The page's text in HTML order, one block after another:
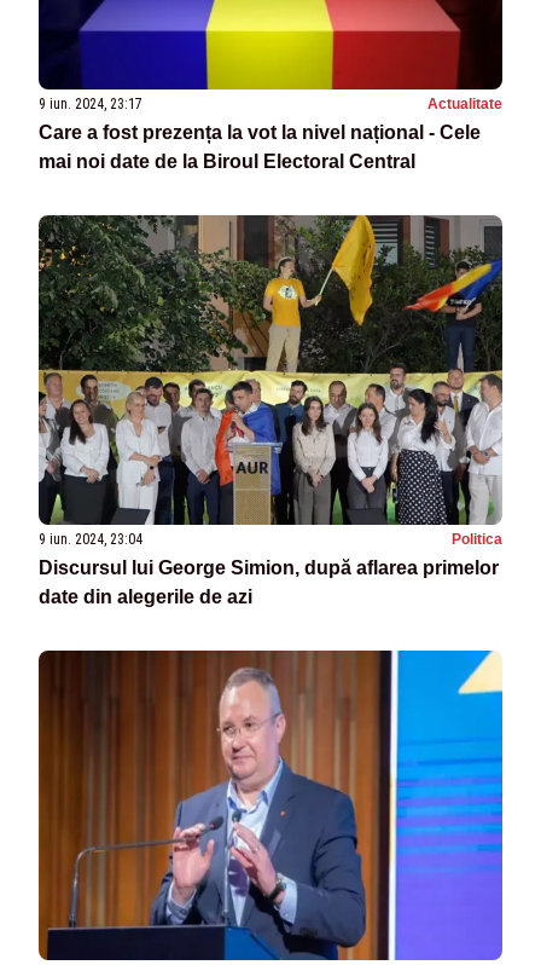
9 iun. 2024, 23:17 Actualitate
Care a fost prezența la vot la nivel național - Cele
mai noi date de la Biroul Electoral Central
9 iun. 2024, 23:04 Politica
Discursul lui George Simion, după aflarea primelor
date din alegerile de azi